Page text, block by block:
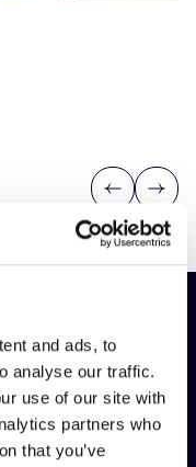
and ads, to
analyse our traffic.
use of our site with
partners who
that you’ve
Previous
Next
boletín